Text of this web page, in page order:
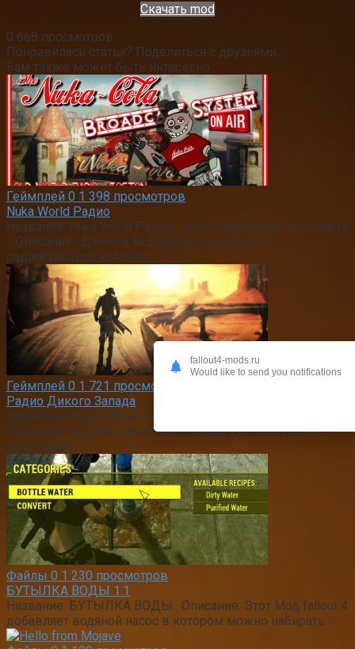
Скачать mod
0 668 просмотров
Понравилась статья? Поделиться с друзьями:
Вам также может быть интересно
Геймплей 0 1 398 просмотров
Nuka World Радио
Название: Nuka World Радио. Автор: Brandoman and cdante
. Описание: Данный мод добавляет новую
радиостанцию, которая
Геймплей 0 1 721 просмотров
Радио Дикого Запада
Название: Радио Дикого Запада. Автор: XxjrotherxX .
Описание: Хотите вернуть атмосферу Нью Вегаса — В
игре fallout
Файлы 0 1 230 просмотров
БУТЫЛКА ВОДЫ 1.1
Название: БУТЫЛКА ВОДЫ. Описание: Этот Мод fallout 4
добавляет водяной насос в котором можно набирать
fallout4-mods.ru
Would like to send you notifications